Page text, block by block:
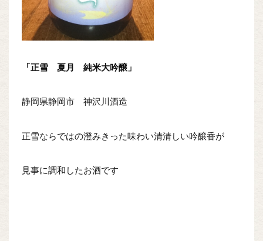
「正雪 夏月 純米大吟醸」
静岡県静岡市 神沢川酒造
正雪ならではの澄みきった味わい清清しい吟醸香が
見事に調和したお酒です